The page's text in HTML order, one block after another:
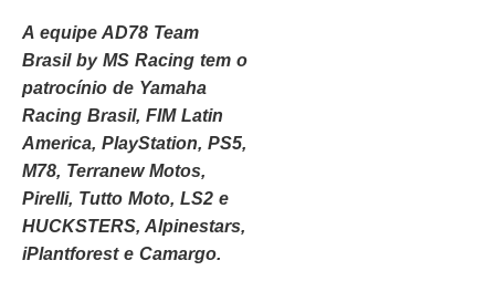
A equipe AD78 Team
Brasil by MS Racing tem o
patrocínio de Yamaha
Racing Brasil, FIM Latin
America, PlayStation, PS5,
M78, Terranew Motos,
Pirelli, Tutto Moto, LS2 e
HUCKSTERS, Alpinestars,
iPlantforest e Camargo.